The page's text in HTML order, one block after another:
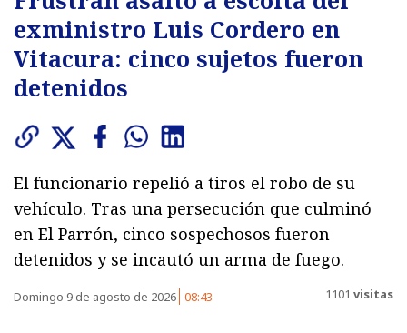
exministro Luis Cordero en
Vitacura: cinco sujetos fueron
detenidos
El funcionario repelió a tiros el robo de su
vehículo. Tras una persecución que culminó
en El Parrón, cinco sospechosos fueron
detenidos y se incautó un arma de fuego.
Domingo 9 de agosto de 2026 08:43 1101 visitas